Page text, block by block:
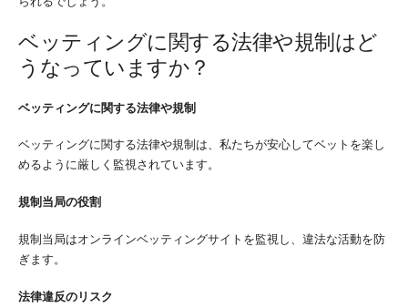
ベッティングに関する法律や規制はど
うなっていますか？
ベッティングに関する法律や規制
ベッティングに関する法律や規制は、私たちが安心してベットを楽し
めるように厳しく監視されています。
規制当局の役割
規制当局はオンラインベッティングサイトを監視し、違法な活動を防
ぎます。
法律違反のリスク